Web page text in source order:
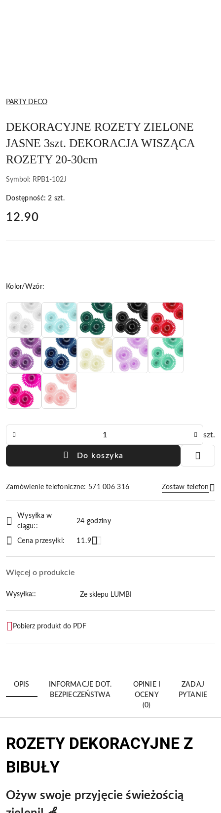
NAZWA
PRODUCENTA:
PARTY DECO
DEKORACYJNE ROZETY ZIELONE
JASNE 3szt. DEKORACJA WISZĄCA
ROZETY 20-30cm
Symbol: RPB1-102J
Dostępność:2 szt.
cena:
12.90
Wariant
Kolor/Wzór:
szt.
Do koszyka
Zamówienie telefoniczne: 571 006 316 Zostaw telefon
i
dostawa
Wysyłka w
ciągu::
24 godziny
Cena przesyłki: 11.9
Więcej o produkcie
Wysyłka:: Ze sklepu LUMBI
Pobierz produkt do PDF
OPIS
INFORMACJE DOT.
BEZPIECZEŃSTWA
OPINIE I
OCENY
(0)
ZADAJ
PYTANIE
ROZETY DEKORACYJNE Z
BIBUŁY
Ożyw swoje przyjęcie świeżością